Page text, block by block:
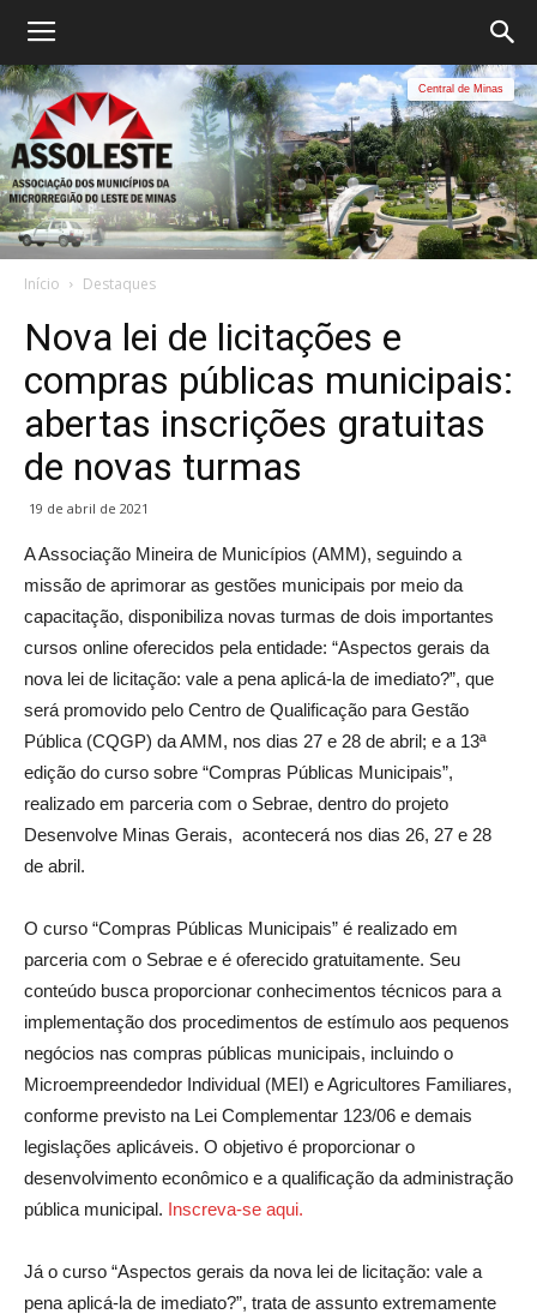
Central de Minas
Início Destaques
Nova lei de licitações e
compras públicas municipais:
abertas inscrições gratuitas
de novas turmas
19 de abril de 2021
A Associação Mineira de Municípios (AMM), seguindo a
missão de aprimorar as gestões municipais por meio da
capacitação, disponibiliza novas turmas de dois importantes
cursos online oferecidos pela entidade: “Aspectos gerais da
nova lei de licitação: vale a pena aplicá-la de imediato?”, que
será promovido pelo Centro de Qualificação para Gestão
Pública (CQGP) da AMM, nos dias 27 e 28 de abril; e a 13ª
edição do curso sobre “Compras Públicas Municipais”,
realizado em parceria com o Sebrae, dentro do projeto
Desenvolve Minas Gerais, acontecerá nos dias 26, 27 e 28
de abril.
O curso “Compras Públicas Municipais” é realizado em
parceria com o Sebrae e é oferecido gratuitamente. Seu
conteúdo busca proporcionar conhecimentos técnicos para a
implementação dos procedimentos de estímulo aos pequenos
negócios nas compras públicas municipais, incluindo o
Microempreendedor Individual (MEI) e Agricultores Familiares,
conforme previsto na Lei Complementar 123/06 e demais
legislações aplicáveis. O objetivo é proporcionar o
desenvolvimento econômico e a qualificação da administração
pública municipal. Inscreva-se aqui.
Já o curso “Aspectos gerais da nova lei de licitação: vale a
pena aplicá-la de imediato?”, trata de assunto extremamente